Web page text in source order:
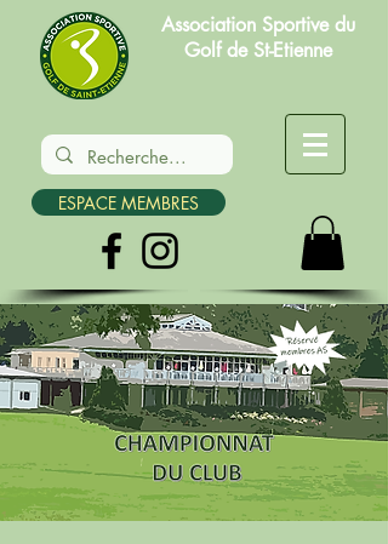
Association Sportive du
Golf de St-Etienne
ESPACE MEMBRES